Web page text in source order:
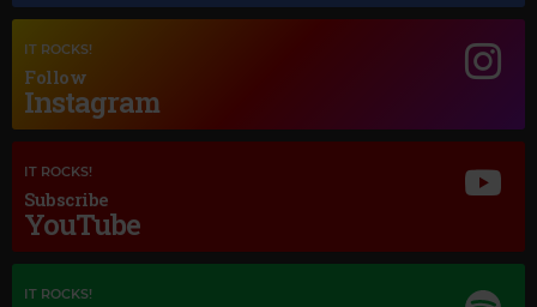
Magic Jazz
AL JARREAU & LOU RAWLS–AIN'T NO SUNSHINE
IT ROCKS!
Follow
Instagram
IT ROCKS!
Subscribe
YouTube
IT ROCKS!